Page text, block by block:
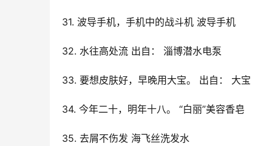
31. 波导手机，手机中的战斗机 波导手机
32. 水往高处流 出自： 淄博潜水电泵
33. 要想皮肤好，早晚用大宝。 出自： 大宝
34. 今年二十，明年十八。 “白丽”美容香皂
35. 去屑不伤发 海飞丝洗发水